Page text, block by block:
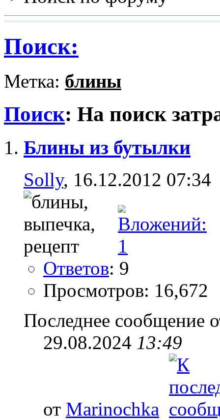
Поиск:
Метка: блины
Поиск: На поиск
Блины из бутылки
Solly, 16.12.2012 07:34
Ответов: 9
Просмотров: 16,672
Последнее сообщение
29.08.2024 13:49
от Marinochka